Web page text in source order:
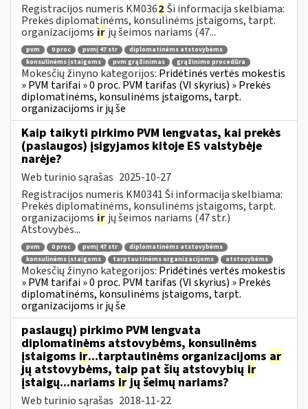
Registracijos numeris KM0362 Ši informacija skelbiama:
Prekės diplomatinėms, konsulinėms įstaigoms, tarpt.
organizacijoms ir jų šeimos nariams (47...
pvm 0 proc pvmį 47 str
diplomatinėms atstovybėms
konsulinėms įstaigoms
pvm grąžinimas grąžinimo procedūra
Mokesčių žinyno kategorijos: Pridėtinės vertės mokestis
» PVM tarifai » 0 proc. PVM tarifas (VI skyrius) » Prekės
diplomatinėms, konsulinėms įstaigoms, tarpt.
organizacijoms ir jų še
Kaip taikyti pirkimo PVM lengvatas, kai prekės
(paslaugos) įsigyjamos kitoje ES valstybėje
narėje?
Web turinio sąrašas 2025-10-27
Registracijos numeris KM0341 Ši informacija skelbiama:
Prekės diplomatinėms, konsulinėms įstaigoms, tarpt.
organizacijoms ir jų šeimos nariams (47 str.)
Atstovybės...
pvm 0 proc pvmį 47 str
diplomatinėms atstovybėms
konsulinėms įstaigoms
tarptautinėms organizacijoms atstovybėms
Mokesčių žinyno kategorijos: Pridėtinės vertės mokestis
» PVM tarifai » 0 proc. PVM tarifas (VI skyrius) » Prekės
diplomatinėms, konsulinėms įstaigoms, tarpt.
organizacijoms ir jų še
paslaugų) pirkimo PVM lengvata
diplomatinėms atstovybėms, konsulinėms
įstaigoms ir...tarptautinėms organizacijoms ar
jų atstovybėms, taip pat šių atstovybių ir
įstaigų...nariams irjų šeimų nariams?
Web turinio sąrašas 2018-11-22